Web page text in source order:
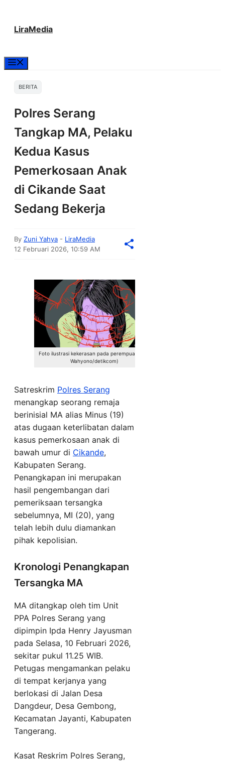
LiraMedia
BERITA
Polres Serang
Tangkap MA, Pelaku
Kedua Kasus
Pemerkosaan Anak
di Cikande Saat
Sedang Bekerja
By Zuni Yahya - LiraMedia
12 Februari 2026, 10:59 AM
Foto ilustrasi kekerasan pada perempuan: (Edi
Wahyono/detikcom)
Satreskrim Polres Serang
menangkap seorang remaja
berinisial MA alias Minus (19)
atas dugaan keterlibatan dalam
kasus pemerkosaan anak di
bawah umur di Cikande,
Kabupaten Serang.
Penangkapan ini merupakan
hasil pengembangan dari
pemeriksaan tersangka
sebelumnya, MI (20), yang
telah lebih dulu diamankan
pihak kepolisian.
Kronologi Penangkapan
Tersangka MA
MA ditangkap oleh tim Unit
PPA Polres Serang yang
dipimpin Ipda Henry Jayusman
pada Selasa, 10 Februari 2026,
sekitar pukul 11.25 WIB.
Petugas mengamankan pelaku
di tempat kerjanya yang
berlokasi di Jalan Desa
Dangdeur, Desa Gembong,
Kecamatan Jayanti, Kabupaten
Tangerang.
Kasat Reskrim Polres Serang,